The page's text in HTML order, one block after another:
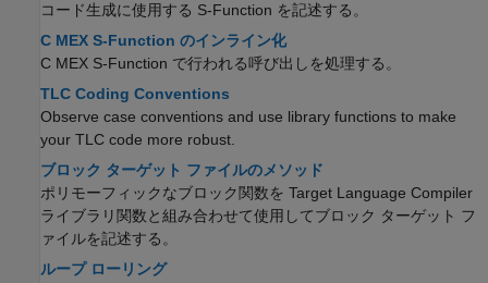
コード生成に使用する S-Function を記述する。
C MEX S-Function のインライン化
C MEX S-Function で行われる呼び出しを処理する。
TLC Coding Conventions
Observe case conventions and use library functions to make
your TLC code more robust.
ブロック ターゲット ファイルのメソッド
ポリモーフィックなブロック関数を Target Language Compiler
ライブラリ関数と組み合わせて使用してブロック ターゲット フ
ァイルを記述する。
ループ ローリング